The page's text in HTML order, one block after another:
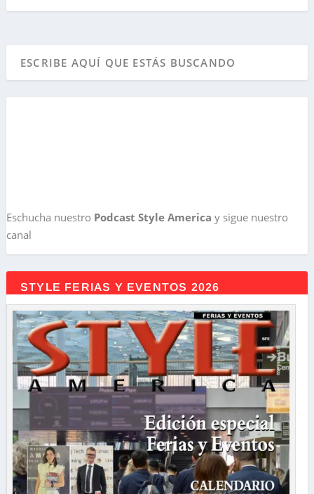
Eschucha nuestro Podcast Style America y sigue nuestro
canal
STYLE FERIAS Y EVENTOS 2026